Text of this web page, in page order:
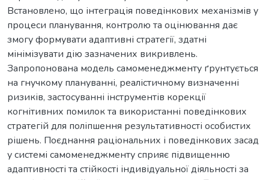
Встановлено, що інтеграція поведінкових механізмів у
процеси планування, контролю та оцінювання дає
змогу формувати адаптивні стратегії, здатні
мінімізувати дію зазначених викривлень.
Запропонована модель самоменеджменту ґрунтується
на гнучкому плануванні, реалістичному визначенні
ризиків, застосуванні інструментів корекції
когнітивних помилок та використанні поведінкових
стратегій для поліпшення результативності особистих
рішень. Поєднання раціональних і поведінкових засад
у системі самоменеджменту сприяє підвищенню
адаптивності та стійкості індивідуальної діяльності за